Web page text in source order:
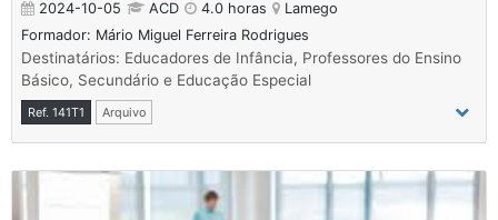
2024-10-05
ACD 4.0 horas
Lamego
Formador: Mário Miguel Ferreira Rodrigues
Destinatários: Educadores de Infância, Professores do Ensino
Básico, Secundário e Educação Especial
Ref. 141T1 Arquivo